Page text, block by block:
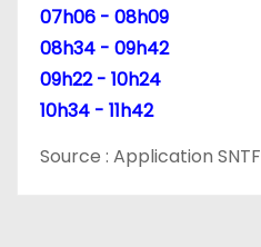
07h06 - 08h09
08h34 - 09h42
09h22 - 10h24
10h34 - 11h42
Source : Application SNTF